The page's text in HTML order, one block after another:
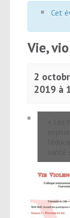
Cet
Vie,
2
2019 à